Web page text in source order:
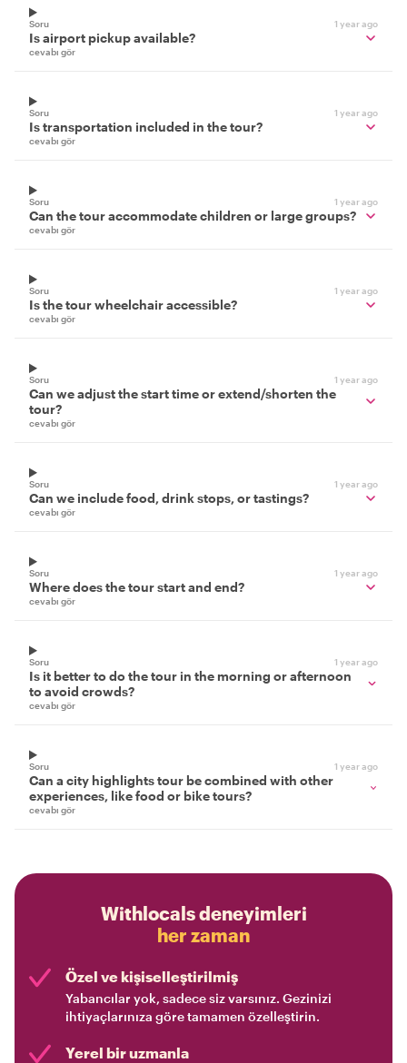
Soru 1 year ago
Is airport pickup available?
cevabı gör
Soru 1 year ago
Is transportation included in the tour?
cevabı gör
Soru 1 year ago
Can the tour accommodate children or large groups?
cevabı gör
Soru 1 year ago
Is the tour wheelchair accessible?
cevabı gör
Soru 1 year ago
Can we adjust the start time or extend/shorten the
tour?
cevabı gör
Soru 1 year ago
Can we include food, drink stops, or tastings?
cevabı gör
Soru 1 year ago
Where does the tour start and end?
cevabı gör
Soru 1 year ago
Is it better to do the tour in the morning or afternoon
to avoid crowds?
cevabı gör
Soru 1 year ago
Can a city highlights tour be combined with other
experiences, like food or bike tours?
cevabı gör
Withlocals deneyimleri
her zaman
Özel ve kişiselleştirilmiş
Yabancılar yok, sadece siz varsınız. Gezinizi
ihtiyaçlarınıza göre tamamen özelleştirin.
Yerel bir uzmanla